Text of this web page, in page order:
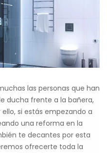
las personas que han
ducha frente a la bañera,
si estás empezando a
una reforma en la
te decantes por esta
ofrecerte toda la